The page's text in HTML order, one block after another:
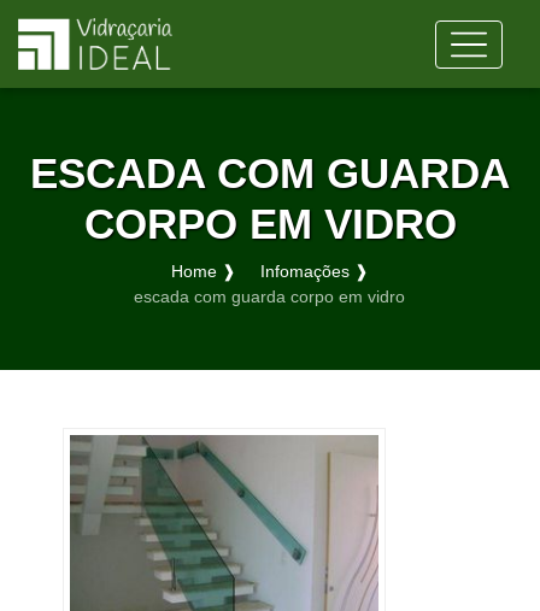
ESCADA COM GUARDA
CORPO EM VIDRO
Home ❱
Infomações ❱
escada com guarda corpo em vidro